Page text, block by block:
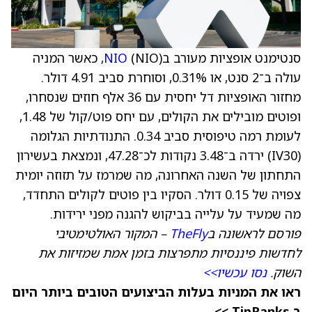
סנטימנט אופציות מעורב ב NIO(NIO), כאשר המניה
עולה ב־2 סנט, או 0.31%, וסוחרת סביב 4.91 דולר.
מחזור האופציות דל יחסית עם 36 אלף חוזים שנסחרו,
ופוטים מובילים את הקולים, עם יחס פוט/קול של 1.48,
לעומת רמה טיפוסית סביב 0.34. התנודתיות הגלומה
(IV30) ירדה ב־3.48 נקודות לכ־47.28, ונמצאת בעשירון
התחתון של השנה האחרונה, מה שמרמז על תזוזה יומית
צפויה של 0.15 דולר. הסקיו בין פוטים לקולים התחדד,
מה שמעיד על עלייה בביקוש להגנה מפני ירידות.
פורסם לראשונה בTheFly – המקור האולטימטיבי
לחדשות פיננסיות מתפרצות בזמן אמת שמזיזות את
השוק.נסו עכשיו>>
ראו את המניות בעלות הביצועים הטובים ביותר היום